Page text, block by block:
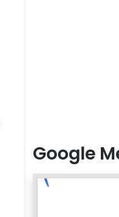
Google